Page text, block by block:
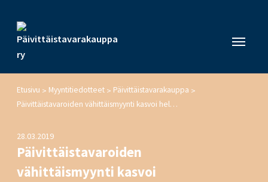
Etusivu > Myyntitiedotteet > Päivittäistavarakauppa >
Päivittäistavaroiden vähittäismyynti kasvoi helmikuussa 2,7 prosenttia edellisvuodesta
28.03.2019
Päivittäistavaroiden
vähittäismyynti kasvoi